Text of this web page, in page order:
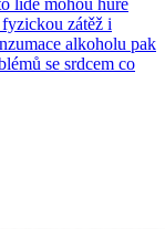
zátěž i
alkoholu pak
se srdcem co